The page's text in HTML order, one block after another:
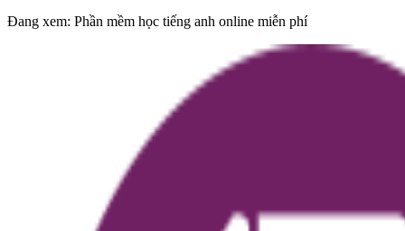
Đang xem: Phần mềm học tiếng anh online miễn phí